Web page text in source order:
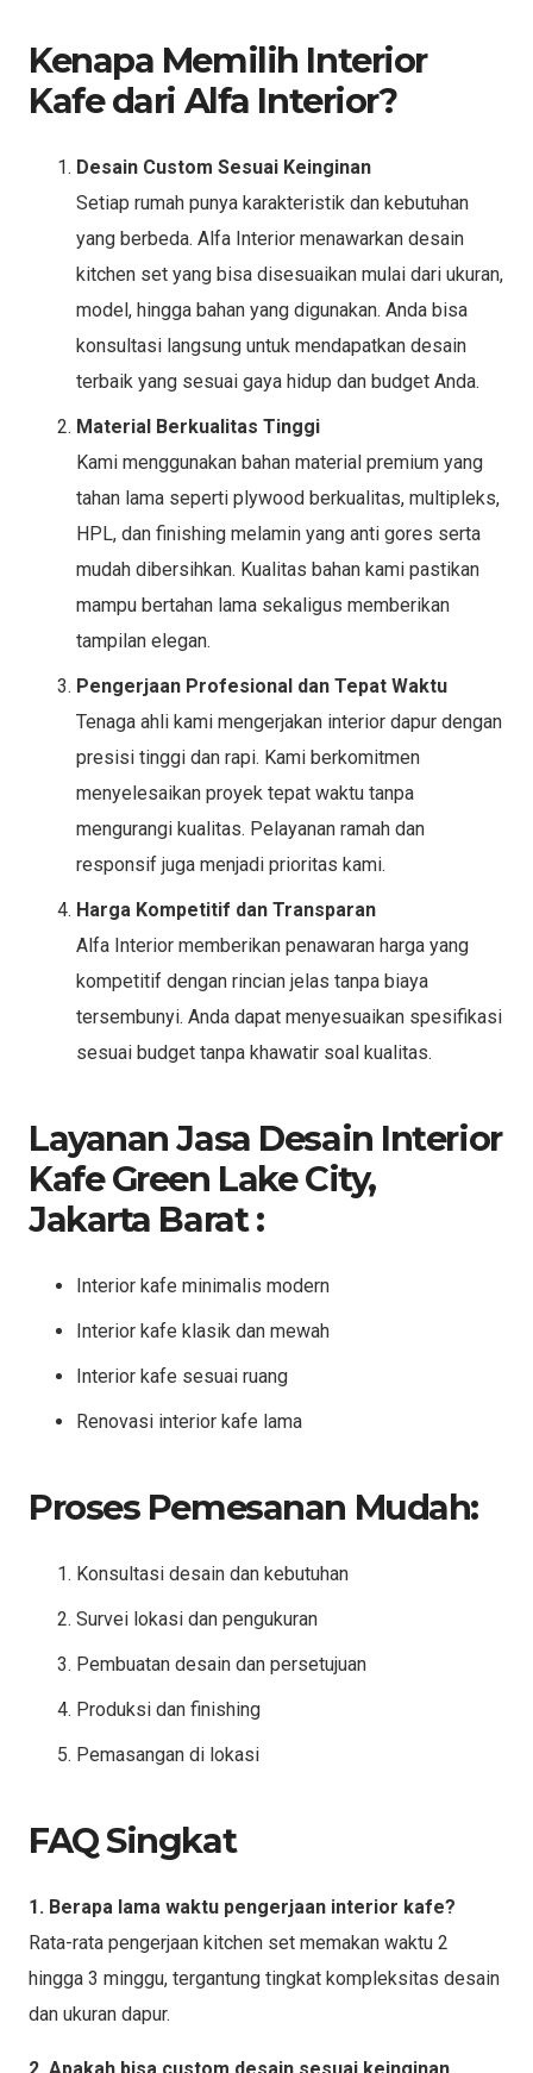
Kenapa Memilih Interior
Kafe dari Alfa Interior?
Desain Custom Sesuai Keinginan
Setiap rumah punya karakteristik dan kebutuhan
yang berbeda. Alfa Interior menawarkan desain
kitchen set yang bisa disesuaikan mulai dari ukuran,
model, hingga bahan yang digunakan. Anda bisa
konsultasi langsung untuk mendapatkan desain
terbaik yang sesuai gaya hidup dan budget Anda.
Material Berkualitas Tinggi
Kami menggunakan bahan material premium yang
tahan lama seperti plywood berkualitas, multipleks,
HPL, dan finishing melamin yang anti gores serta
mudah dibersihkan. Kualitas bahan kami pastikan
mampu bertahan lama sekaligus memberikan
tampilan elegan.
Pengerjaan Profesional dan Tepat Waktu
Tenaga ahli kami mengerjakan interior dapur dengan
presisi tinggi dan rapi. Kami berkomitmen
menyelesaikan proyek tepat waktu tanpa
mengurangi kualitas. Pelayanan ramah dan
responsif juga menjadi prioritas kami.
Harga Kompetitif dan Transparan
Alfa Interior memberikan penawaran harga yang
kompetitif dengan rincian jelas tanpa biaya
tersembunyi. Anda dapat menyesuaikan spesifikasi
sesuai budget tanpa khawatir soal kualitas.
Layanan Jasa Desain Interior
Kafe Green Lake City,
Jakarta Barat :
Interior kafe minimalis modern
Interior kafe klasik dan mewah
Interior kafe sesuai ruang
Renovasi interior kafe lama
Proses Pemesanan Mudah:
Konsultasi desain dan kebutuhan
Survei lokasi dan pengukuran
Pembuatan desain dan persetujuan
Produksi dan finishing
Pemasangan di lokasi
FAQ Singkat
1. Berapa lama waktu pengerjaan interior kafe?
Rata-rata pengerjaan kitchen set memakan waktu 2
hingga 3 minggu, tergantung tingkat kompleksitas desain
dan ukuran dapur.